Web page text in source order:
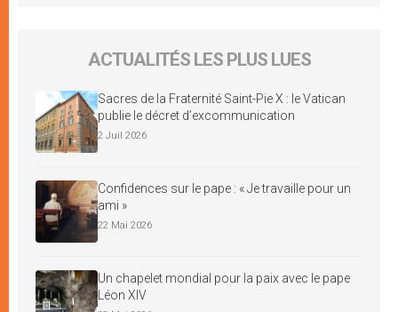
ACTUALITÉS LES PLUS LUES
Sacres de la Fraternité Saint-Pie X : le Vatican
publie le décret d’excommunication
2 Juil 2026
Confidences sur le pape : « Je travaille pour un
ami »
22 Mai 2026
Un chapelet mondial pour la paix avec le pape
Léon XIV